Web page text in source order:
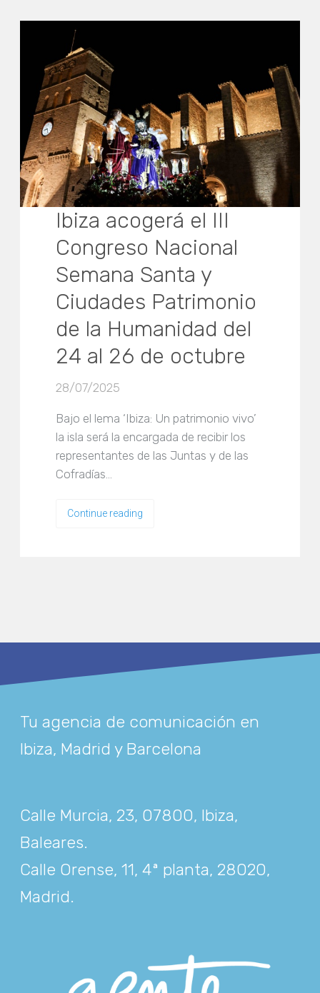
Ibiza acogerá el III
Congreso Nacional
Semana Santa y
Ciudades Patrimonio
de la Humanidad del
24 al 26 de octubre
28/07/2025
Bajo el lema ‘Ibiza: Un patrimonio vivo’
la isla será la encargada de recibir los
representantes de las Juntas y de las
Cofradías…
Continue reading
Tu agencia de comunicación en
Ibiza, Madrid y Barcelona
Calle Murcia, 23, 07800, Ibiza,
Baleares.
Calle Orense, 11, 4ª planta, 28020,
Madrid.